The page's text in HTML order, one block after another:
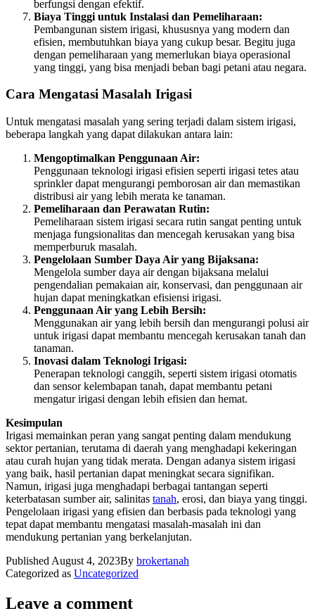
berfungsi dengan efektif.
Biaya Tinggi untuk Instalasi dan Pemeliharaan:
Pembangunan sistem irigasi, khususnya yang modern dan
efisien, membutuhkan biaya yang cukup besar. Begitu juga
dengan pemeliharaan yang memerlukan biaya operasional
yang tinggi, yang bisa menjadi beban bagi petani atau negara.
Cara Mengatasi Masalah Irigasi
Untuk mengatasi masalah yang sering terjadi dalam sistem irigasi,
beberapa langkah yang dapat dilakukan antara lain:
Mengoptimalkan Penggunaan Air:
Penggunaan teknologi irigasi efisien seperti irigasi tetes atau
sprinkler dapat mengurangi pemborosan air dan memastikan
distribusi air yang lebih merata ke tanaman.
Pemeliharaan dan Perawatan Rutin:
Pemeliharaan sistem irigasi secara rutin sangat penting untuk
menjaga fungsionalitas dan mencegah kerusakan yang bisa
memperburuk masalah.
Pengelolaan Sumber Daya Air yang Bijaksana:
Mengelola sumber daya air dengan bijaksana melalui
pengendalian pemakaian air, konservasi, dan penggunaan air
hujan dapat meningkatkan efisiensi irigasi.
Penggunaan Air yang Lebih Bersih:
Menggunakan air yang lebih bersih dan mengurangi polusi air
untuk irigasi dapat membantu mencegah kerusakan tanah dan
tanaman.
Inovasi dalam Teknologi Irigasi:
Penerapan teknologi canggih, seperti sistem irigasi otomatis
dan sensor kelembapan tanah, dapat membantu petani
mengatur irigasi dengan lebih efisien dan hemat.
Kesimpulan
Irigasi memainkan peran yang sangat penting dalam mendukung
sektor pertanian, terutama di daerah yang menghadapi kekeringan
atau curah hujan yang tidak merata. Dengan adanya sistem irigasi
yang baik, hasil pertanian dapat meningkat secara signifikan.
Namun, irigasi juga menghadapi berbagai tantangan seperti
keterbatasan sumber air, salinitas tanah, erosi, dan biaya yang tinggi.
Pengelolaan irigasi yang efisien dan berbasis pada teknologi yang
tepat dapat membantu mengatasi masalah-masalah ini dan
mendukung pertanian yang berkelanjutan.
Published August 4, 2023By brokertanah
Categorized as Uncategorized
Leave a comment